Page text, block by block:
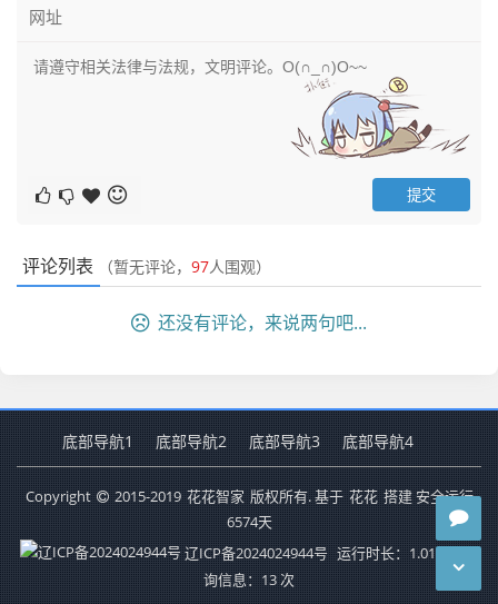
评论列表 （暂无评论， 97人围观）
还没有评论，来说两句吧...
底部导航1 底部导航2 底部导航3 底部导航4
Copyright 2015-2019 花花智家 版权所有. 基于 花花 搭建 安全运行
6574天
辽ICP备2024024944号 运行时长：1.013秒 查
询信息：13 次